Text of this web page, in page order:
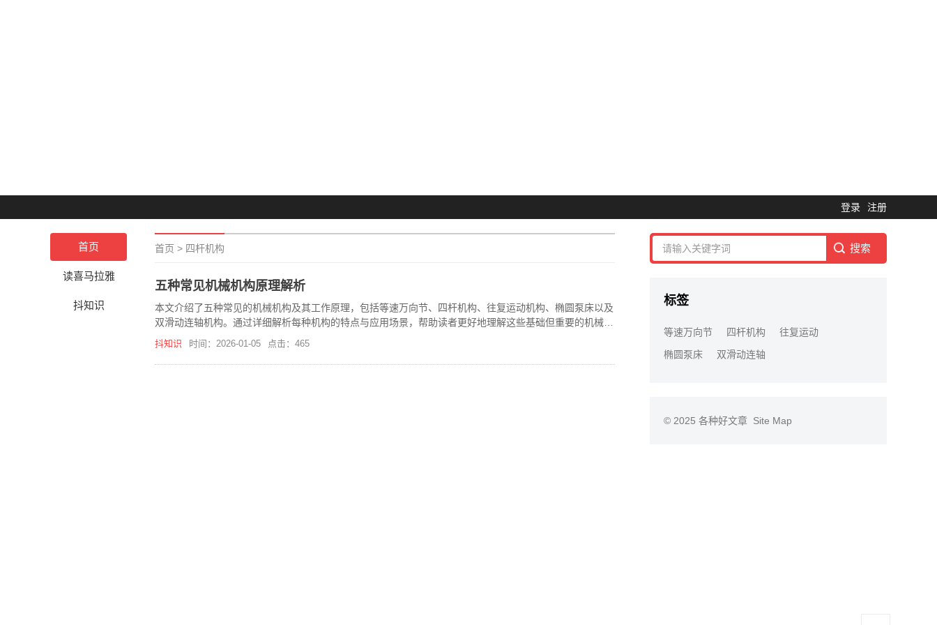
登录 注册
首页
读喜马拉雅
抖知识
首页 > 四杆机构
五种常见机械机构原理解析
本文介绍了五种常见的机械机构及其工作原理，包括等速万向节、四杆机构、往复运动机构、椭圆泵床以及
双滑动连轴机构。通过详细解析每种机构的特点与应用场景，帮助读者更好地理解这些基础但重要的机械构
造。
抖知识 时间：2026-01-05 点击：465
标签
等速万向节 四杆机构
往复运动
椭圆泵床
双滑动连轴
© 2025 各种好文章 Site Map